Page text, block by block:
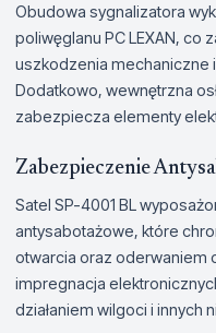
Obudowa sygnalizatora
poliwęglanu PC LEXAN, co
uszkodzenia mechaniczne
Dodatkowo, wewnętrzna
zabezpiecza elementy
Zabezpieczenie
Satel SP-4001 BL
antysabotażowe, które
otwarcia oraz oderwaniem
impregnacja
działaniem wilgoci i innych